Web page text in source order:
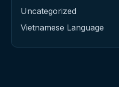
Uncategorized
Vietnamese Language